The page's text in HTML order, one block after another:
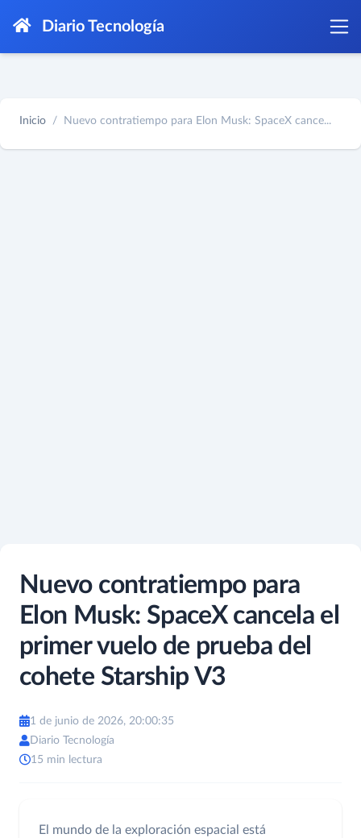
Diario Tecnología
Inicio Nuevo contratiempo para Elon Musk: SpaceX cance...
Nuevo contratiempo para
Elon Musk: SpaceX cancela el
primer vuelo de prueba del
cohete Starship V3
1 de junio de 2026, 20:00:35
Diario Tecnología
15 min lectura
El mundo de la exploración espacial está